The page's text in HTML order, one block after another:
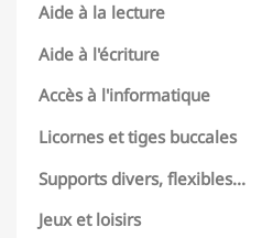
Aide à la lecture
Aide à l'écriture
Accès à l'informatique
Licornes et tiges buccales
Supports divers, flexibles...
Jeux et loisirs